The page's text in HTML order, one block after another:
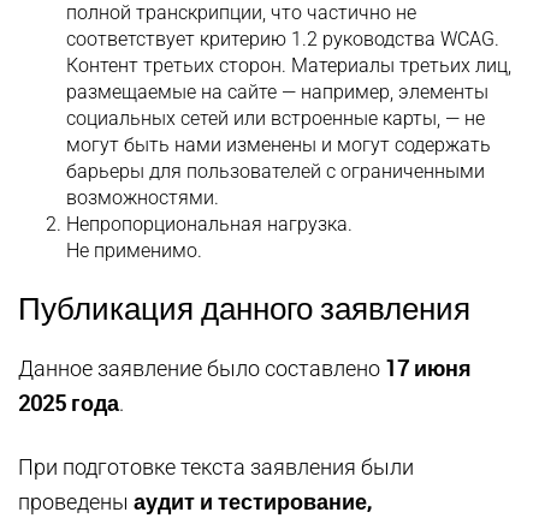
полной транскрипции, что частично не
соответствует критерию 1.2 руководства WCAG.
Контент третьих сторон. Материалы третьих лиц,
размещаемые на сайте — например, элементы
социальных сетей или встроенные карты, — не
могут быть нами изменены и могут содержать
барьеры для пользователей с ограниченными
возможностями.
Непропорциональная нагрузка.
Не применимо.
Публикация данного заявления
Данное заявление было составлено 17 июня
2025 года.
При подготовке текста заявления были
проведены аудит и тестирование,